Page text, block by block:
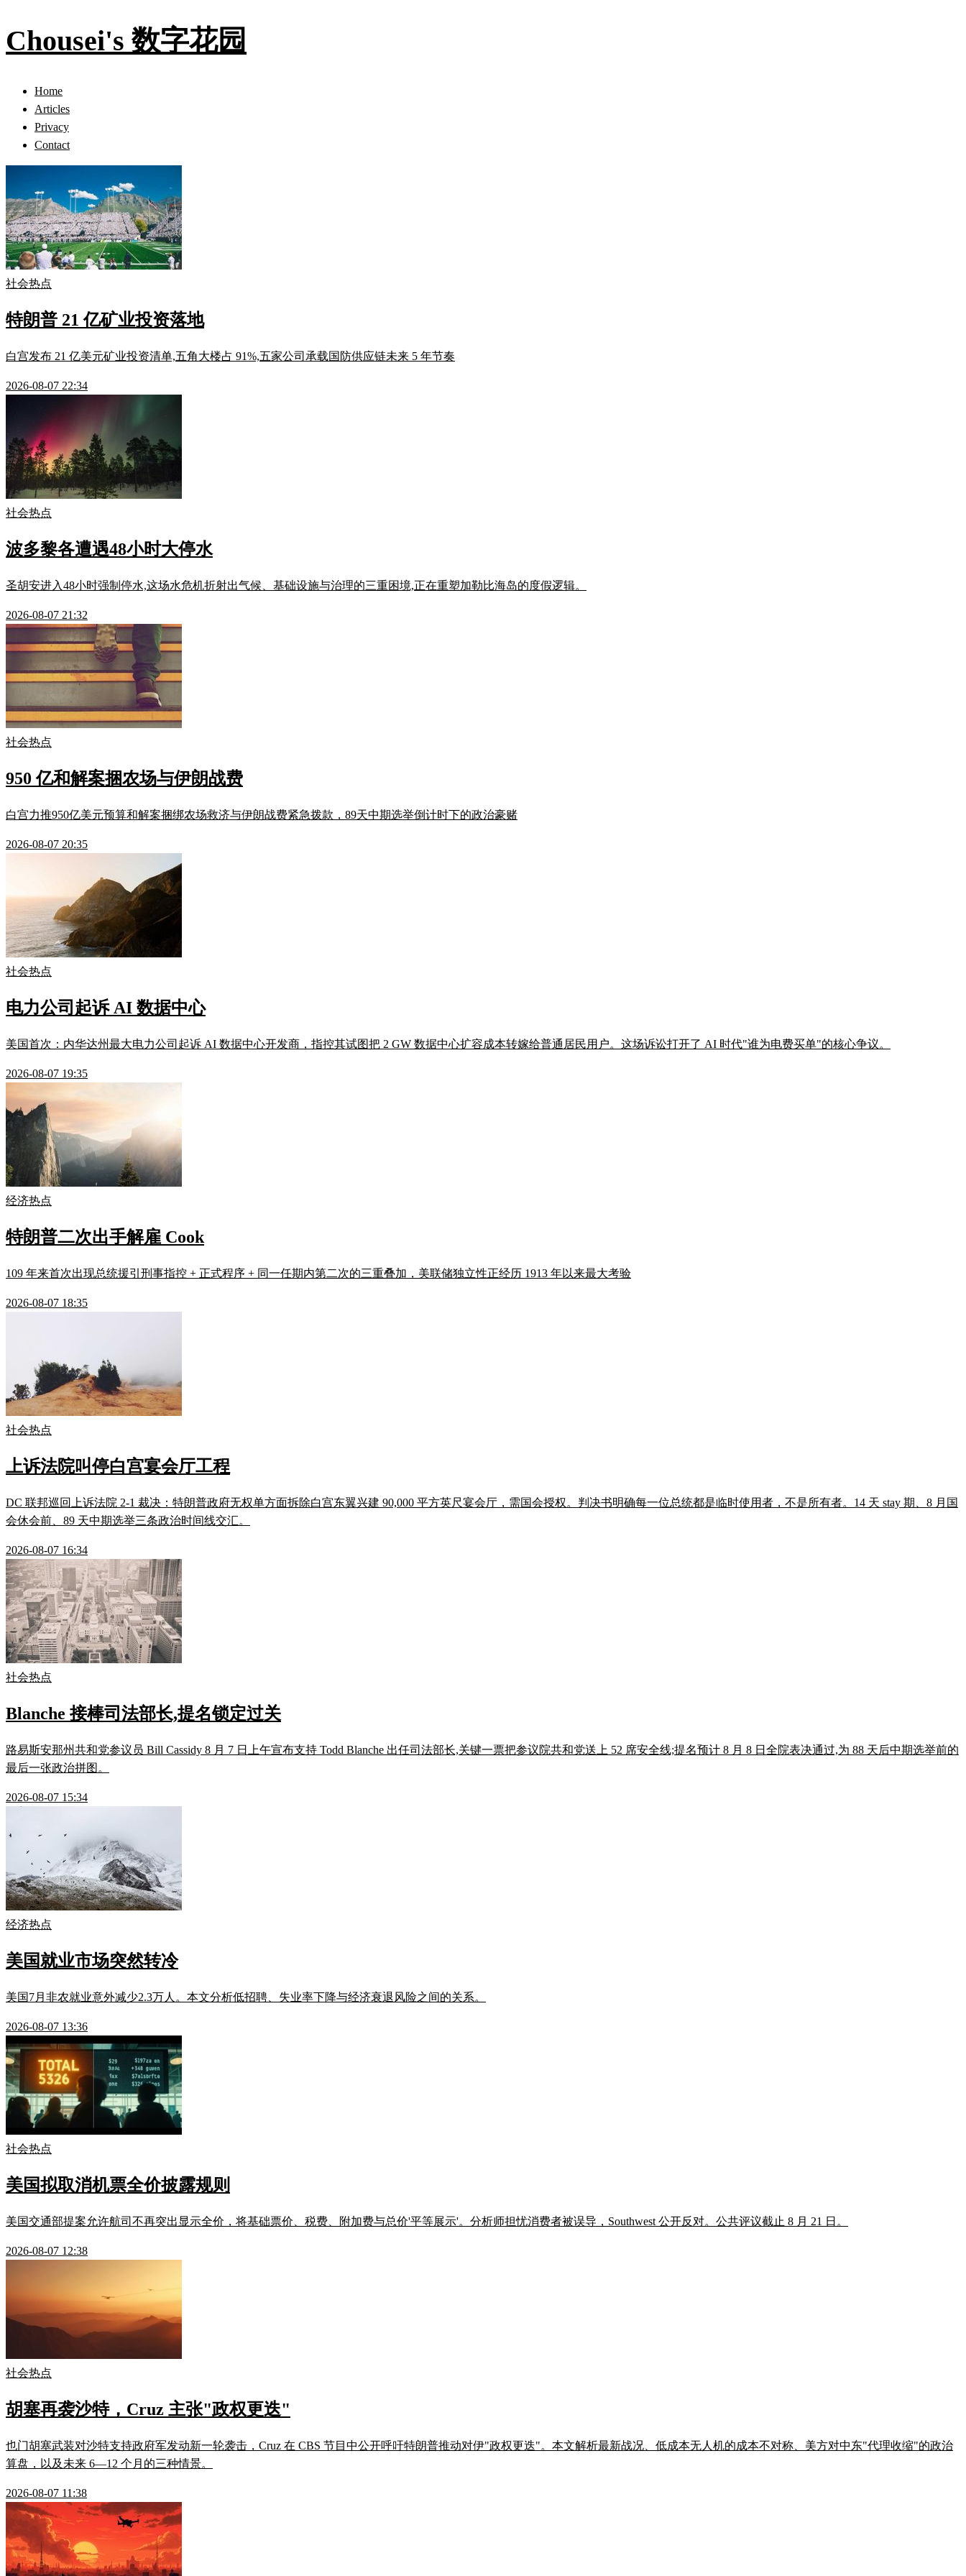
Chousei's 数字花园
Home
Articles
Privacy
Contact
社会热点
特朗普 21 亿矿业投资落地
白宫发布 21 亿美元矿业投资清单,五角大楼占 91%,五家公司承载国防供应链未来 5 年节奏
2026-08-07 22:34
社会热点
波多黎各遭遇48小时大停水
圣胡安进入48小时强制停水,这场水危机折射出气候、基础设施与治理的三重困境,正在重塑加勒比海岛的度假逻辑。
2026-08-07 21:32
社会热点
950 亿和解案捆农场与伊朗战费
白宫力推950亿美元预算和解案捆绑农场救济与伊朗战费紧急拨款，89天中期选举倒计时下的政治豪赌
2026-08-07 20:35
社会热点
电力公司起诉 AI 数据中心
美国首次：内华达州最大电力公司起诉 AI 数据中心开发商，指控其试图把 2 GW 数据中心扩容成本转嫁给普通居民用户。这场诉讼打开了 AI 时代"谁为电费买单"的核心争议。
2026-08-07 19:35
经济热点
特朗普二次出手解雇 Cook
109 年来首次出现总统援引刑事指控 + 正式程序 + 同一任期内第二次的三重叠加，美联储独立性正经历 1913 年以来最大考验
2026-08-07 18:35
社会热点
上诉法院叫停白宫宴会厅工程
DC 联邦巡回上诉法院 2-1 裁决：特朗普政府无权单方面拆除白宫东翼兴建 90,000 平方英尺宴会厅，需国会授权。判决书明确每一位总统都是临时使用者，不是所有者。14 天 stay 期、8 月国
会休会前、89 天中期选举三条政治时间线交汇。
2026-08-07 16:34
社会热点
Blanche 接棒司法部长,提名锁定过关
路易斯安那州共和党参议员 Bill Cassidy 8 月 7 日上午宣布支持 Todd Blanche 出任司法部长,关键一票把参议院共和党送上 52 席安全线;提名预计 8 月 8 日全院表决通过,为 88 天后中期选举前的
最后一张政治拼图。
2026-08-07 15:34
经济热点
美国就业市场突然转冷
美国7月非农就业意外减少2.3万人。本文分析低招聘、失业率下降与经济衰退风险之间的关系。
2026-08-07 13:36
社会热点
美国拟取消机票全价披露规则
美国交通部提案允许航司不再突出显示全价，将基础票价、税费、附加费与总价'平等展示'。分析师担忧消费者被误导，Southwest 公开反对。公共评议截止 8 月 21 日。
2026-08-07 12:38
社会热点
胡塞再袭沙特，Cruz 主张"政权更迭"
也门胡塞武装对沙特支持政府军发动新一轮袭击，Cruz 在 CBS 节目中公开呼吁特朗普推动对伊"政权更迭"。本文解析最新战况、低成本无人机的成本不对称、美方对中东"代理收缩"的政治
算盘，以及未来 6—12 个月的三种情景。
2026-08-07 11:38